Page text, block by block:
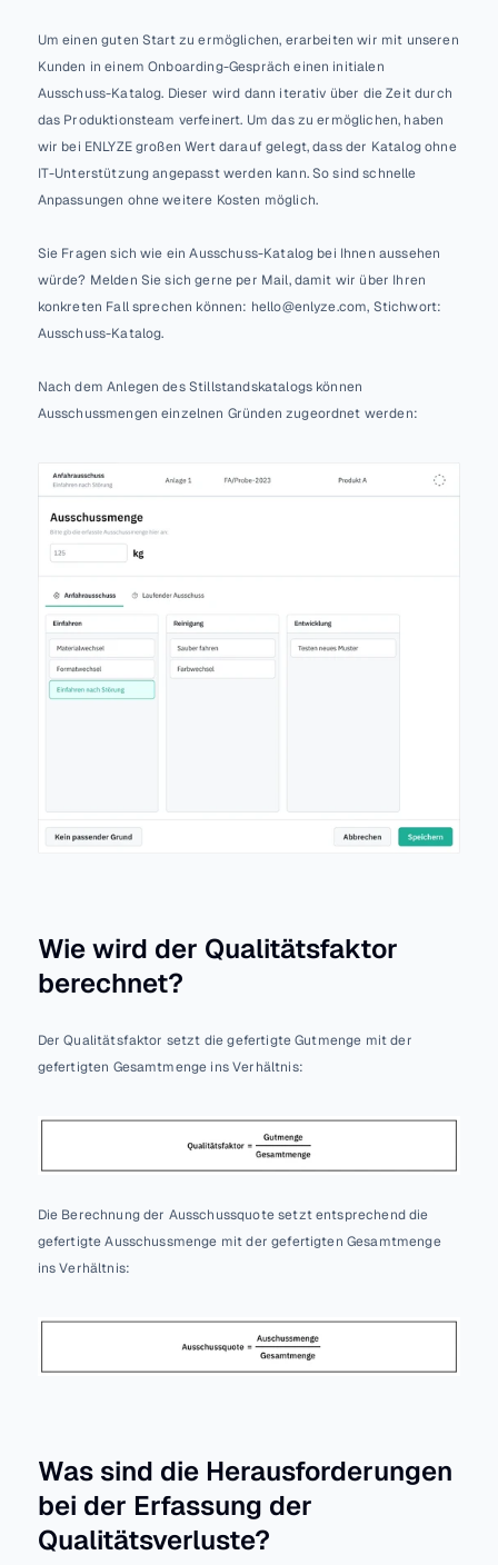
Um einen guten Start zu ermöglichen, erarbeiten wir mit unseren
Kunden in einem Onboarding-Gespräch einen initialen
Ausschuss-Katalog. Dieser wird dann iterativ über die Zeit durch
das Produktionsteam verfeinert. Um das zu ermöglichen, haben
wir bei ENLYZE großen Wert darauf gelegt, dass der Katalog ohne
IT-Unterstützung angepasst werden kann. So sind schnelle
Anpassungen ohne weitere Kosten möglich.
Sie Fragen sich wie ein Ausschuss-Katalog bei Ihnen aussehen
würde? Melden Sie sich gerne per Mail, damit wir über Ihren
konkreten Fall sprechen können: hello@enlyze.com, Stichwort:
Ausschuss-Katalog.
Nach dem Anlegen des Stillstandskatalogs können
Ausschussmengen einzelnen Gründen zugeordnet werden:
Wie wird der Qualitätsfaktor
berechnet?
Der Qualitätsfaktor setzt die gefertigte Gutmenge mit der
gefertigten Gesamtmenge ins Verhältnis:
Die Berechnung der Ausschussquote setzt entsprechend die
gefertigte Ausschussmenge mit der gefertigten Gesamtmenge
ins Verhältnis:
Was sind die Herausforderungen
bei der Erfassung der
Qualitätsverluste?